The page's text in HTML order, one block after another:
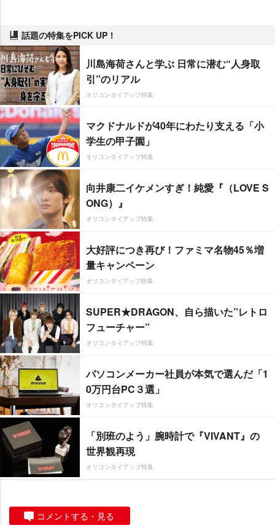
話題の特集をPICK UP！
川島海荷さんと学ぶ 日常に潜む“人身取
引”のリアル
オリコンタイアップ特集
マクドナルドが40年にわたり支える「小
学生の甲子園」
オリコンタイアップ特集
向井康二イケメンすぎ！純愛『（LOVE S
ONG）』
オリコンタイアップ特集
大好評につき再び！ファミマ名物45％増
量キャンペーン
オリコンタイアップ特集
SUPER★DRAGON、自ら描いた”レトロ
フューチャー”
オリコンタイアップ特集
パソコンメーカー社員が本気で選んだ「1
0万円台PC３選」
オリコンタイアップ特集
「別班のよう」腕時計で『VIVANT』の
世界観再現
オリコンタイアップ特集
コメントする・見る